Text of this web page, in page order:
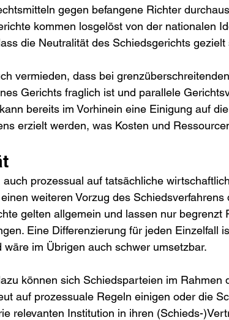
gegen befangene Richter
kommen losgelöst von der nationalen
die Neutralität des Schiedsgerichts
vermieden, dass bei
Gerichts fraglich ist und parallele
bereits im Vorhinein eine Einigung auf
erzielt werden, was Kosten und
auch prozessual auf tatsächliche
weiteren Vorzug des Schiedsverfahrens
gelten allgemein und lassen nur begrenzt
Eine Differenzierung für jeden Einzelfall
wäre im Übrigen auch schwer umsetzbar.
können sich Schiedsparteien im Rahmen
auf prozessuale Regeln einigen oder die
relevanten Institution in ihren (Schieds-